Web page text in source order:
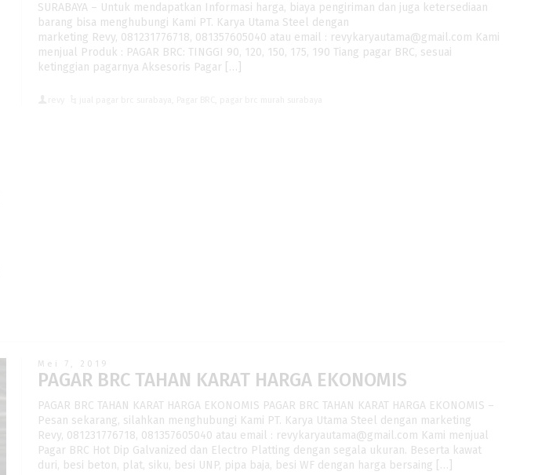
SURABAYA – Untuk mendapatkan Informasi harga, biaya pengiriman dan juga ketersediaan
barang bisa menghubungi Kami PT. Karya Utama Steel dengan
marketing Revy, 081231776718, 081357605040 atau email : revykaryautama@gmail.com Kami
menjual Produk : PAGAR BRC: TINGGI 90, 120, 150, 175, 190 Tiang pagar BRC, sesuai
ketinggian pagarnya Aksesoris Pagar […]
Mei 7, 2019
PAGAR BRC TAHAN KARAT HARGA EKONOMIS
PAGAR BRC TAHAN KARAT HARGA EKONOMIS PAGAR BRC TAHAN KARAT HARGA EKONOMIS –
Pesan sekarang, silahkan menghubungi Kami PT. Karya Utama Steel dengan marketing
Revy, 081231776718, 081357605040 atau email : revykaryautama@gmail.com Kami menjual
Pagar BRC Hot Dip Galvanized dan Electro Platting dengan segala ukuran. Beserta kawat
duri, besi beton, plat, siku, besi UNP, pipa baja, besi WF dengan harga bersaing […]